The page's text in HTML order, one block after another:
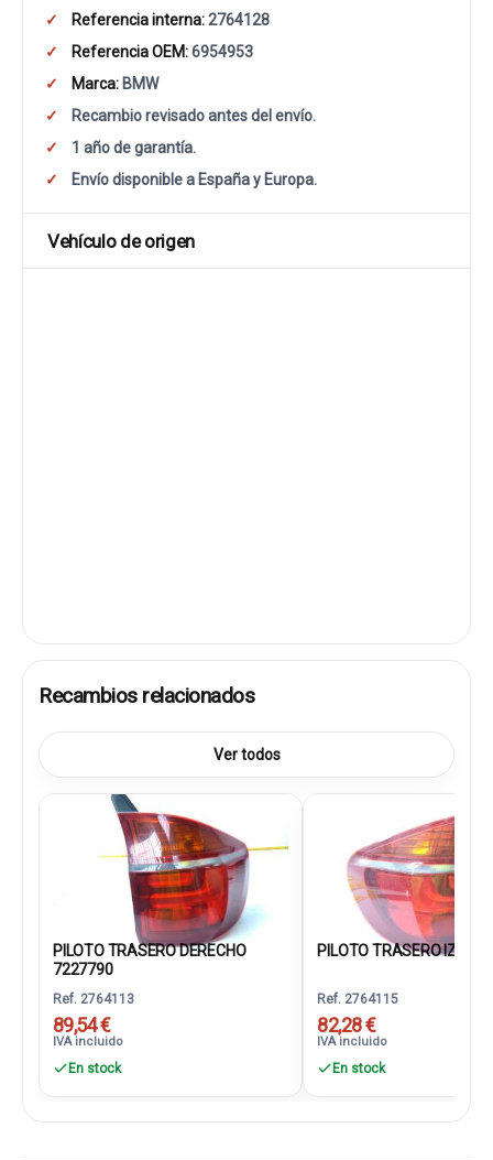
Referencia interna:2764128
Referencia OEM:6954953
Marca: BMW
Recambio revisado antes del envío.
1 año de garantía.
Envío disponible a España y Europa.
Vehículo de origen
Recambios relacionados
Ver todos
PILOTO TRASERO DERECHO
7227790
Ref. 2764113
89,54 €
IVA incluido
En stock
PILOTO TRASERO
Ref. 2764115
82,28 €
IVA incluido
En stock